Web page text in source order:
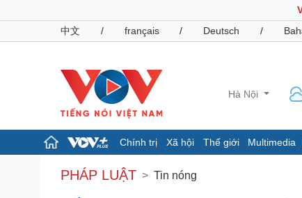
中文
/ français / Deutsch /
Hà Nội
Chính trị Xã hội Thế giới Multimedia
Chính trị
PHÁP LUẬT Tin nóng